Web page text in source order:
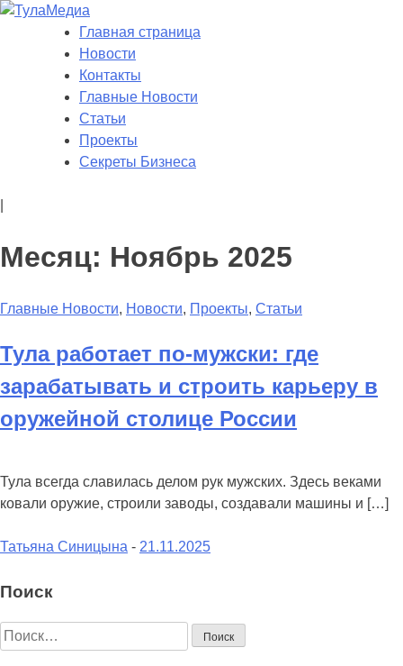
Skip
Новости Тулы
Главная страница
Новости
Контакты
Главные Новости
Статьи
Проекты
Секреты Бизнеса
Месяц: Ноябрь 2025
Главные Новости, Новости, Проекты, Статьи
Тула работает по-мужски: где
зарабатывать и строить карьеру в
оружейной столице России
Тула всегда славилась делом рук мужских. Здесь веками
ковали оружие, строили заводы, создавали машины и […]
Татьяна Синицына - 21.11.2025on
мужски:
Поиск
Найти: